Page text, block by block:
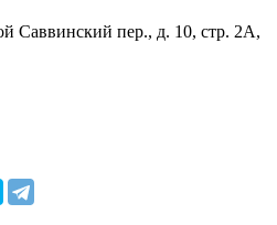
Саввинский пер., д. 10, стр. 2А,